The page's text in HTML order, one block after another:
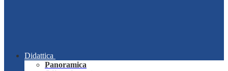
Didattica
Panoramica